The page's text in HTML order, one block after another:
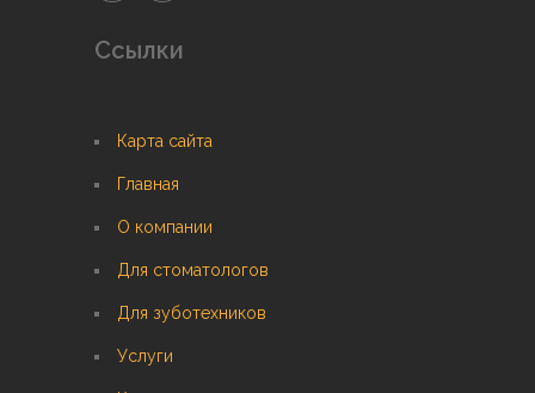
Ссылки
Карта сайта
Главная
О компании
Для стоматологов
Для зуботехников
Услуги